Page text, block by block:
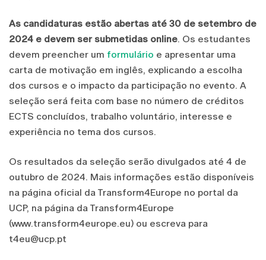
As candidaturas estão abertas até 30 de setembro de
2024 e devem ser submetidas online. Os estudantes
devem preencher um formulário e apresentar uma
carta de motivação em inglês, explicando a escolha
dos cursos e o impacto da participação no evento. A
seleção será feita com base no número de créditos
ECTS concluídos, trabalho voluntário, interesse e
experiência no tema dos cursos.
Os resultados da seleção serão divulgados até 4 de
outubro de 2024. Mais informações estão disponíveis
na página oficial da Transform4Europe no portal da
UCP, na página da Transform4Europe
(www.transform4europe.eu) ou escreva para
t4eu@ucp.pt